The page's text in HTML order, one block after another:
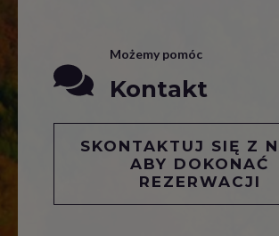
Możemy pomóc
Kontakt
SKONTAKTUJ SIĘ Z
ABY DOKONAĆ
REZERWACJI